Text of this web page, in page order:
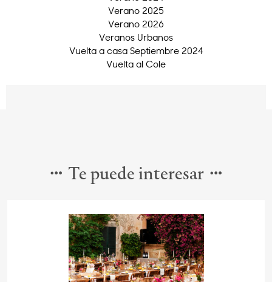
Verano 2025
Verano 2026
Veranos Urbanos
Vuelta a casa Septiembre 2024
Vuelta al Cole
Te puede interesar